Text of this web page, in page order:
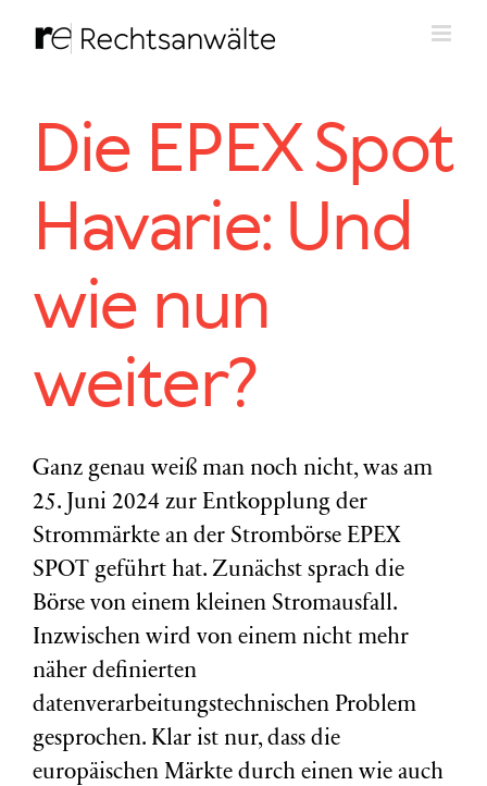
Inhalt
Die EPEX Spot
Havarie: Und
wie nun
weiter?
Ganz genau weiß man noch nicht, was am
25. Juni 2024 zur Entkopplung der
Strommärkte an der Strombörse EPEX
SPOT geführt hat. Zunächst sprach die
Börse von einem kleinen Stromausfall.
Inzwischen wird von einem nicht mehr
näher definierten
datenverarbeitungstechnischen Problem
gesprochen. Klar ist nur, dass die
europäischen Märkte durch einen wie auch